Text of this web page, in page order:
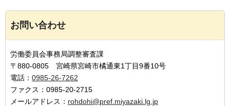
お問い合わせ
労働委員会事務局調整審査課
〒880-0805 宮崎県宮崎市橘通東1丁目9番10号
電話： 0985-26-7262
ファクス：0985-20-2715
メールアドレス： rohdohi@pref.miyazaki.lg.jp